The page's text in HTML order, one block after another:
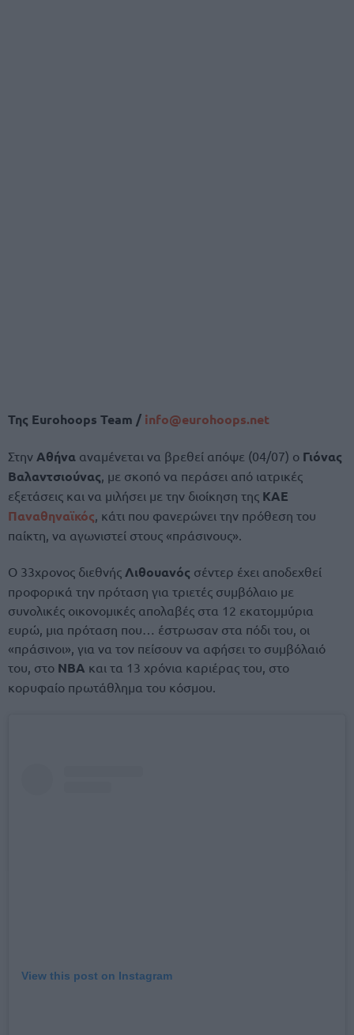
Της Eurohoops Team / info@eurohoops.net
Στην Αθήνα αναμένεται να βρεθεί απόψε (04/07) ο Γιόνας
Βαλαντσιούνας, με σκοπό να περάσει από ιατρικές
εξετάσεις και να μιλήσει με την διοίκηση της ΚΑΕ
Παναθηναϊκός, κάτι που φανερώνει την πρόθεση του
παίκτη, να αγωνιστεί στους «πράσινους».
Ο 33χρονος διεθνής Λιθουανός σέντερ έχει αποδεχθεί
προφορικά την πρόταση για τριετές συμβόλαιο με
συνολικές οικονομικές απολαβές στα 12 εκατομμύρια
ευρώ, μια πρόταση που… έστρωσαν στα πόδι του, οι
«πράσινοι», για να τον πείσουν να αφήσει το συμβόλαιό
του, στο NBA και τα 13 χρόνια καριέρας του, στο
κορυφαίο πρωτάθλημα του κόσμου.
View this post on Instagram